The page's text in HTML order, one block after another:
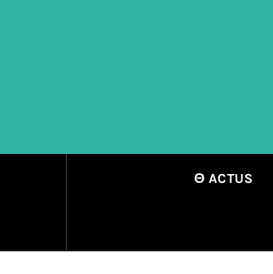
Θ ACTUS